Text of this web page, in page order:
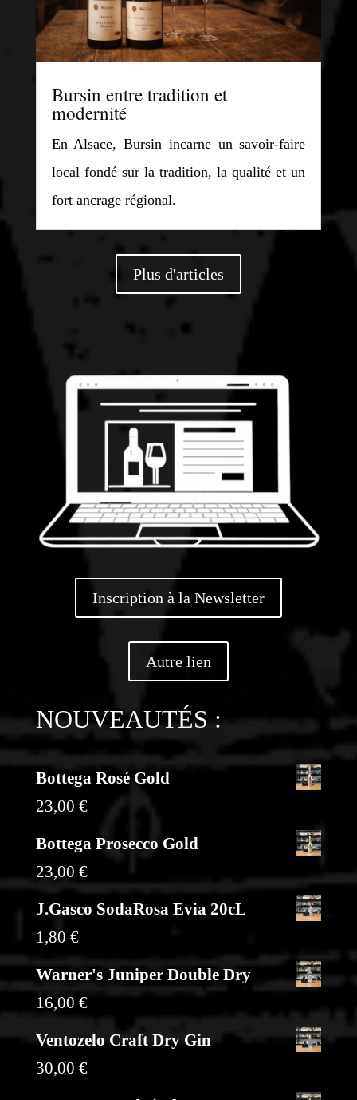
Bursin entre tradition et
modernité
En Alsace, Bursin incarne un savoir-faire
local fondé sur la tradition, la qualité et un
fort ancrage régional.
Plus d'articles
Inscription à la Newsletter
Autre lien
NOUVEAUTÉS :
Bottega Rosé Gold
23,00 €
Bottega Prosecco Gold
23,00 €
J.Gasco SodaRosa Evia 20cL
1,80 €
Warner's Juniper Double Dry
16,00 €
Ventozelo Craft Dry Gin
30,00 €